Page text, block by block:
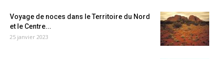
Voyage de noces dans le Territoire du Nord
et le Centre...
25 janvier 2023